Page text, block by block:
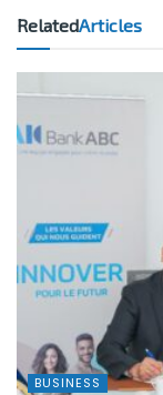
RelatedArticles
BUSINESS